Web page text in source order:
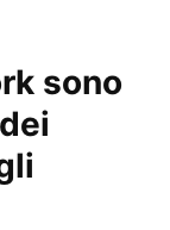
sono